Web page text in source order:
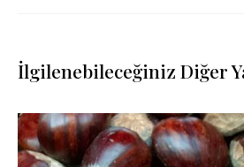
İlgilenebileceğiniz Diğer